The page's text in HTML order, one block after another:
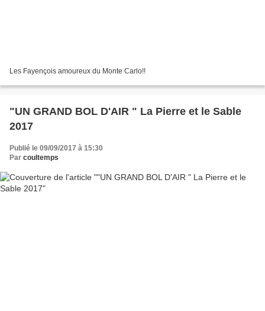
Les Fayençois amoureux du Monte Carlo!!
"UN GRAND BOL D'AIR " La Pierre et le Sable
2017
Publié le 09/09/2017 à 15:30
Par coultemps